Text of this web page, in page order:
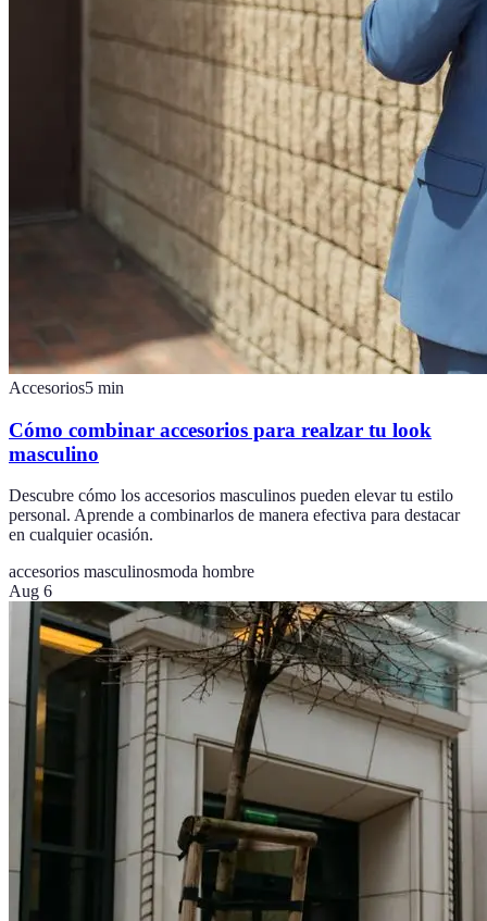
Accesorios5 min
Cómo combinar accesorios para realzar tu look
masculino
Descubre cómo los accesorios masculinos pueden elevar tu estilo
personal. Aprende a combinarlos de manera efectiva para destacar
en cualquier ocasión.
accesorios masculinosmoda hombre
Aug 6